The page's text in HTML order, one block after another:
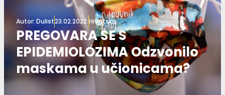
Autor: Dulist23.02.2022.Hrvatska
PREGOVARA SE S
EPIDEMIOLOZIMA Odzvonilo
maskama u učionicama?